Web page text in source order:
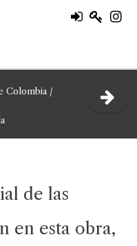
Colombia /
de las
en esta obra,